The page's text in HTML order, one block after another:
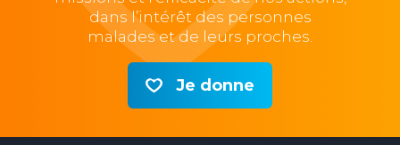
dans l’intérêt des personnes
malades et de leurs proches.
Je donne